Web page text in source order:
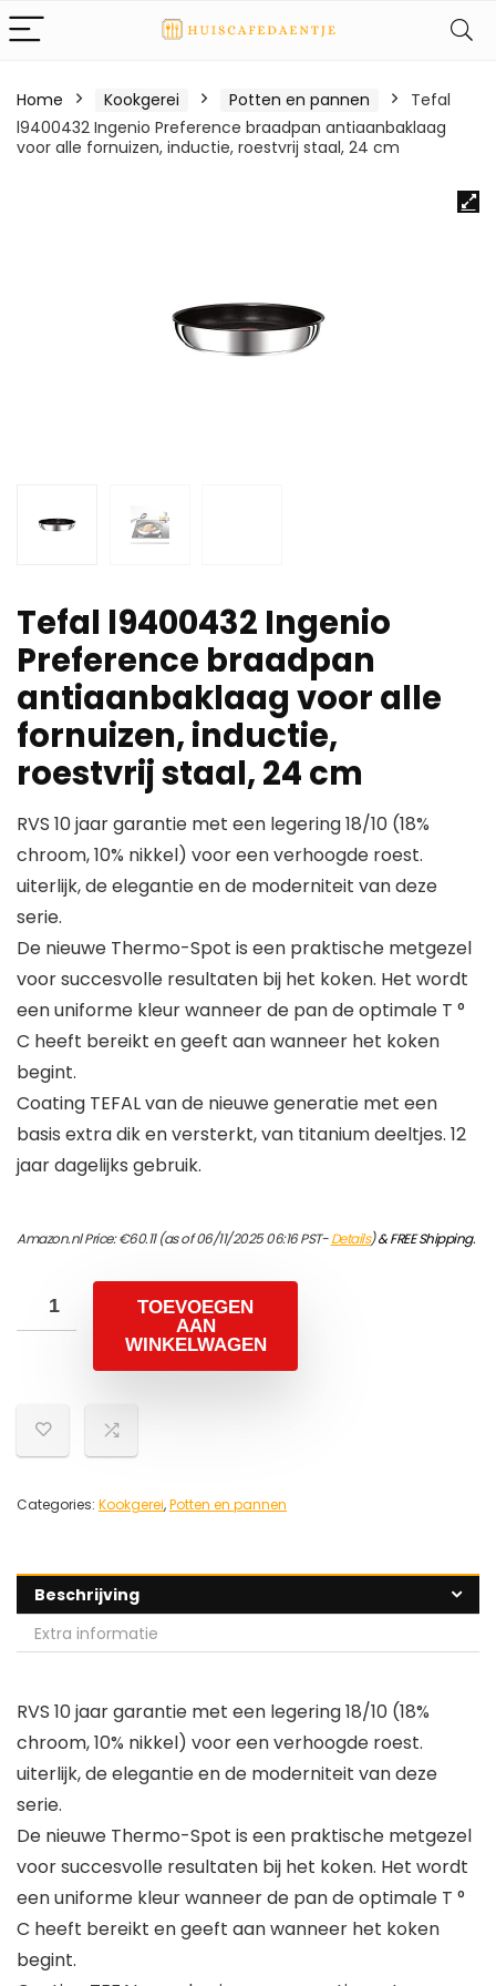
Home Kookgerei Potten en pannen
Tefal
l9400432 Ingenio Preference braadpan antiaanbaklaag
voor alle fornuizen, inductie, roestvrij staal, 24 cm
Tefal l9400432 Ingenio
Preference braadpan
antiaanbaklaag voor alle
fornuizen, inductie,
roestvrij staal, 24 cm
RVS 10 jaar garantie met een legering 18/10 (18%
chroom, 10% nikkel) voor een verhoogde roest.
uiterlijk, de elegantie en de moderniteit van deze
serie.
De nieuwe Thermo-Spot is een praktische metgezel
voor succesvolle resultaten bij het koken. Het wordt
een uniforme kleur wanneer de pan de optimale T °
C heeft bereikt en geeft aan wanneer het koken
begint.
Coating TEFAL van de nieuwe generatie met een
basis extra dik en versterkt, van titanium deeltjes. 12
jaar dagelijks gebruik.
Amazon.nl Price:€60.11(as of 06/11/2025 06:16 PST-Details)&FREE Shipping.
TOEVOEGEN
AAN
WINKELWAGEN
Categories: Kookgerei,Potten en pannen
Beschrijving
Extra informatie
RVS 10 jaar garantie met een legering 18/10 (18%
chroom, 10% nikkel) voor een verhoogde roest.
uiterlijk, de elegantie en de moderniteit van deze
serie.
De nieuwe Thermo-Spot is een praktische metgezel
voor succesvolle resultaten bij het koken. Het wordt
een uniforme kleur wanneer de pan de optimale T °
C heeft bereikt en geeft aan wanneer het koken
begint.